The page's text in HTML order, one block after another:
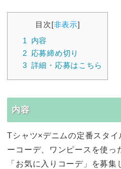
目次[非表示]
1
内容
2 応募締め切り
3 詳細・応募はこちら
内容
Tシャツ×デニムの定番スタ
ーコーデ、ワンピースを使っ
「お気に入りコーデ」を募集